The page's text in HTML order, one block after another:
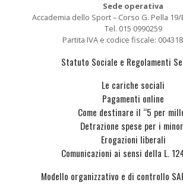
Sede operativa
Accademia dello Sport – Corso G. Pella 19/
Tel. 015 0990259
Partita IVA e codice fiscale:
Statuto Sociale e Regolamenti
Le cariche sociali
Pagamenti online
Come destinare il “5 per
Detrazione spese per i
Erogazioni liberali
Comunicazioni ai sensi della L.
Modello organizzativo e di controllo